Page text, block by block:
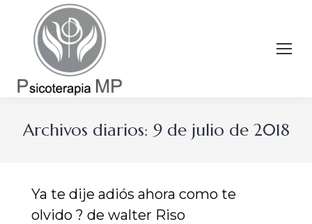
Archivos diarios: 9 de julio de 2018
Ya te dije adiós ahora como te
olvido ? de walter Riso